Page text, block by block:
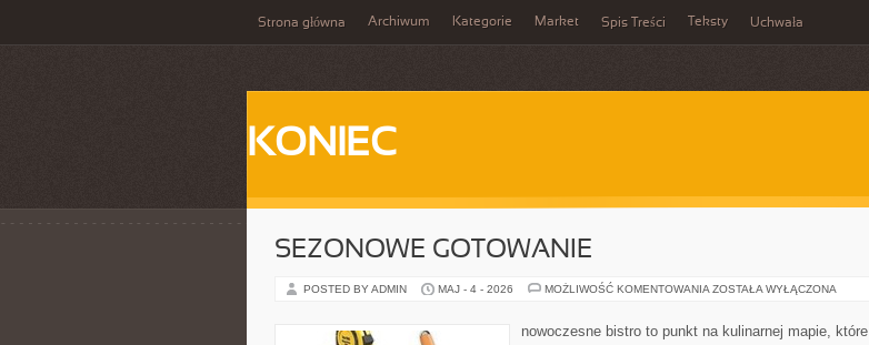
Strona główna Archiwum Kategorie Market Spis Treści Teksty Uchwała
KONIEC
SEZONOWE GOTOWANIE
POSTED BY ADMIN MAJ - 4 - 2026 MOŻLIWOŚĆ KOMENTOWANIA SEZONOWE
ZOSTAŁA WYŁĄCZONA
nowoczesne bistro to punkt na kulinarnej mapie, które